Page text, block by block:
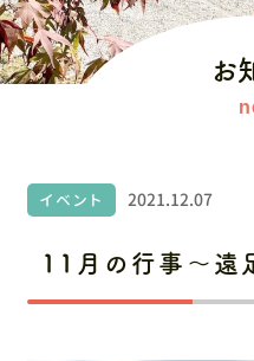
入園のご案内
お問い合わせ
お
イベント 2021.12.07
11月の行事～遠